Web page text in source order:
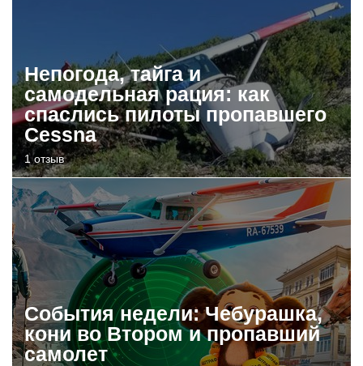
Непогода, тайга и
самодельная рация: как
спаслись пилоты пропавшего
Cessna
1 отзыв
События недели: Чебурашка,
кони во Втором и пропавший
самолет